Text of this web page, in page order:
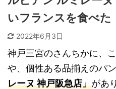
いフランスを食べた
2022年6月3日
神戸三宮のさんちかに、
や、個性ある品揃えのパ
レーヌ 神戸阪急店」があ